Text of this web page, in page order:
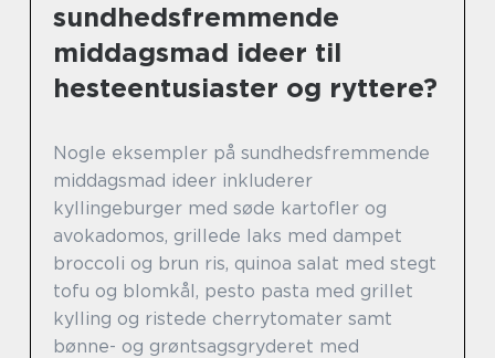
sundhedsfremmende
middagsmad ideer til
hesteentusiaster og ryttere?
Nogle eksempler på sundhedsfremmende
middagsmad ideer inkluderer
kyllingeburger med søde kartofler og
avokadomos, grillede laks med dampet
broccoli og brun ris, quinoa salat med stegt
tofu og blomkål, pesto pasta med grillet
kylling og ristede cherrytomater samt
bønne- og grøntsagsgryderet med